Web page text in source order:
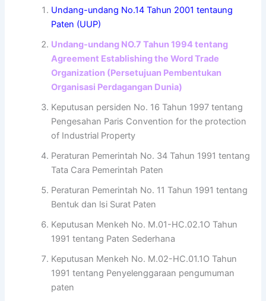
Undang-undang No.14 Tahun 2001 tentaung
Paten (UUP)
Undang-undang NO.7 Tahun 1994 tentang
Agreement Establishing the Word Trade
Organization (Persetujuan Pembentukan
Organisasi Perdagangan Dunia)
Keputusan persiden No. 16 Tahun 1997 tentang
Pengesahan Paris Convention for the protection
of Industrial Property
Peraturan Pemerintah No. 34 Tahun 1991 tentang
Tata Cara Pemerintah Paten
Peraturan Pemerintah No. 11 Tahun 1991 tentang
Bentuk dan lsi Surat Paten
Keputusan Menkeh No. M.01-HC.02.1O Tahun
1991 tentang Paten Sederhana
Keputusan Menkeh No. M.02-HC.01.1O Tahun
1991 tentang Penyelenggaraan pengumuman
paten